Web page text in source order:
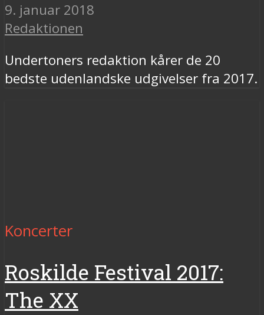
9. januar 2018
Redaktionen
Undertoners redaktion kårer de 20
bedste udenlandske udgivelser fra 2017.
Koncerter
Roskilde Festival 2017:
The XX